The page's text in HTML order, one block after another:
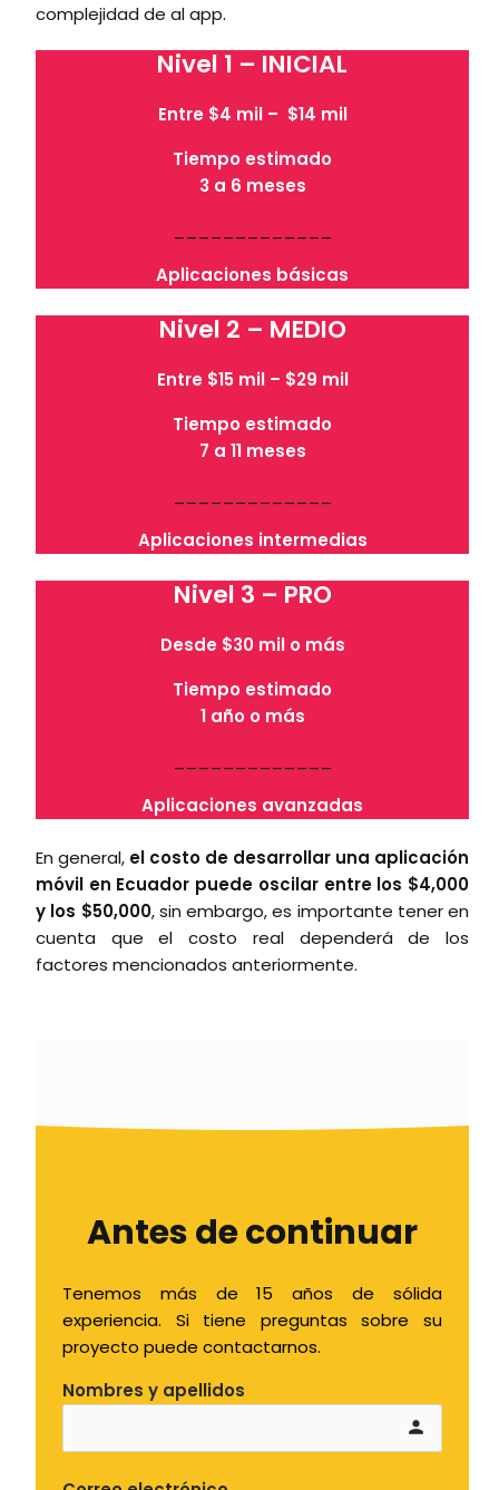
complejidad de al app.
Nivel 1 – INICIAL
Entre $4 mil – $14 mil
Tiempo estimado
3 a 6 meses
Aplicaciones básicas
Nivel 2 – MEDIO
Entre $15 mil – $29 mil
Tiempo estimado
7 a 11 meses
Aplicaciones intermedias
Nivel 3 – PRO
Desde $30 mil o más
Tiempo estimado
1 año o más
Aplicaciones avanzadas
En general, el costo de desarrollar una aplicación
móvil en Ecuador puede oscilar entre los $4,000
y los $50,000, sin embargo, es importante tener en
cuenta que el costo real dependerá de los
factores mencionados anteriormente.
Antes de continuar
Tenemos más de 15 años de sólida
experiencia. Si tiene preguntas sobre su
proyecto puede contactarnos.
Nombres y apellidos
person